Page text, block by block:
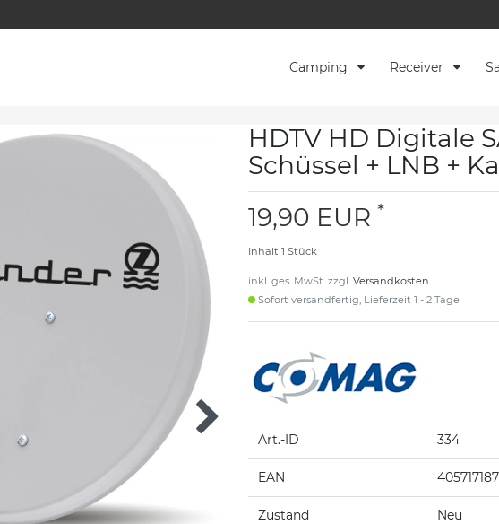
Camping Receiver
HDTV HD Digitale
Schüssel + LNB +
19,90 EUR *
Inhalt 1 Stück
inkl. ges. MwSt. zzgl. Versandkosten
Sofort versandfertig, Lieferzeit 1 - 2 Tage
Art.-ID 334
EAN
Zustand Neu